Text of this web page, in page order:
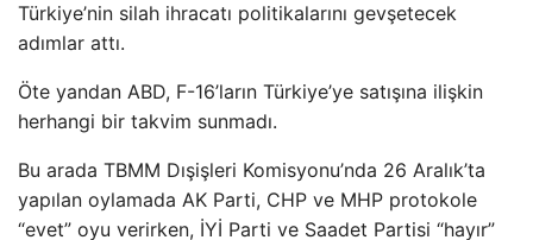
Türkiye’nin silah ihracatı politikalarını gevşetecek
adımlar attı.
Öte yandan ABD, F-16’ların Türkiye’ye satışına ilişkin
herhangi bir takvim sunmadı.
Bu arada TBMM Dışişleri Komisyonu’nda 26 Aralık’ta
yapılan oylamada AK Parti, CHP ve MHP protokole
“evet” oyu verirken, İYİ Parti ve Saadet Partisi “hayır”